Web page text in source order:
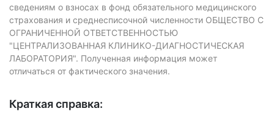
сведениям о взносах в фонд обязательного медицинского
страхования и среднесписочной численности ОБЩЕСТВО С
ОГРАНИЧЕННОЙ ОТВЕТСТВЕННОСТЬЮ
"ЦЕНТРАЛИЗОВАННАЯ КЛИНИКО-ДИАГНОСТИЧЕСКАЯ
ЛАБОРАТОРИЯ". Полученная информация может
отличаться от фактического значения.
Краткая справка: